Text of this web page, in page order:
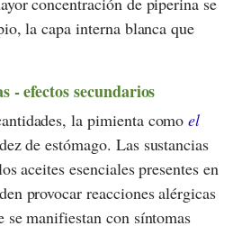
la capa interna blanca que
- efectos secundarios
la pimienta comoel
de estómago. Las sustancias
aceites esenciales presentes en
provocar reacciones alérgicas
se manifiestan con síntomas